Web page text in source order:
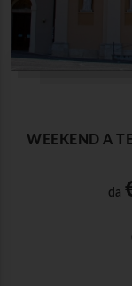
WEEKEND A
da